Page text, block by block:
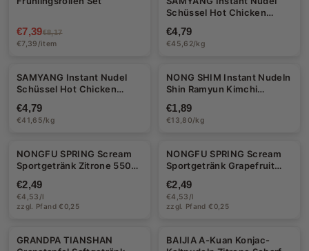
€7,39€8,17
€7,39/item
Schüssel Hot Chicken
pro Bestellung
€4,79
€45,62/kg
SAMYANG Instant Nudel
Schüssel Hot Chicken
Hähnchen süß & scharf
115g
€4,79
€41,65/kg
Halal
NONG SHIM Instant Nudeln
Shin Ramyun Kimchi
€1,89
€13,80/kg
NONGFU SPRING Scream
Sportgetränk Zitrone 550ml
€2,49
€4,53/l
zzgl. Pfand €0,25
NONGFU SPRING Scream
Sportgetränk Grapefruit
€2,49
€4,53/l
zzgl. Pfand €0,25
GRANDPA TIANSHAN
BAIJIA A-Kuan Konjac-